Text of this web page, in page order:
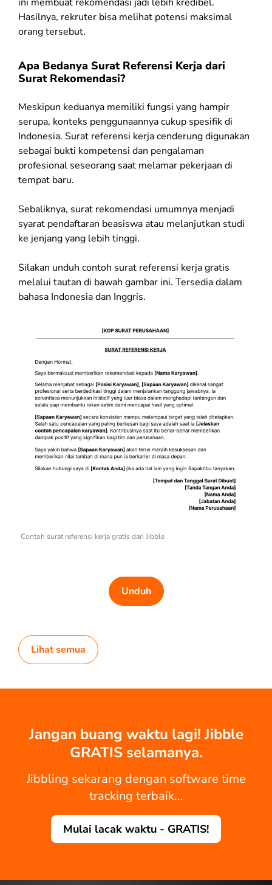
Hasilnya, rekruter bisa melihat potensi maksimal
orang tersebut.
Apa Bedanya Surat Referensi Kerja dari
Surat Rekomendasi?
Meskipun keduanya memiliki fungsi yang hampir
serupa, konteks penggunaannya cukup spesifik di
Indonesia. Surat referensi kerja cenderung digunakan
sebagai bukti kompetensi dan pengalaman
profesional seseorang saat melamar pekerjaan di
tempat baru.
Sebaliknya, surat rekomendasi umumnya menjadi
syarat pendaftaran beasiswa atau melanjutkan studi
ke jenjang yang lebih tinggi.
Silakan unduh contoh surat referensi kerja gratis
melalui tautan di bawah gambar ini. Tersedia dalam
bahasa Indonesia dan Inggris.
Contoh surat referensi kerja gratis dari Jibble
Unduh
Lihat semua
Jangan buang waktu lagi! Jibble
GRATIS selamanya.
Jibbling sekarang dengan software time
tracking terbaik...
Mulai lacak waktu - GRATIS!